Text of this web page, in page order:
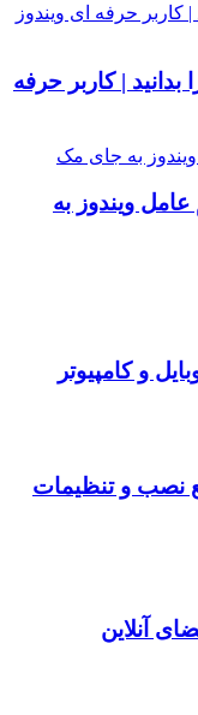
| کاربر حرفه ای ویندوز
بدانید | کاربر حرفه
عامل ویندوز به
و کامپیوتر
نصب و تنظیمات
آنلاین